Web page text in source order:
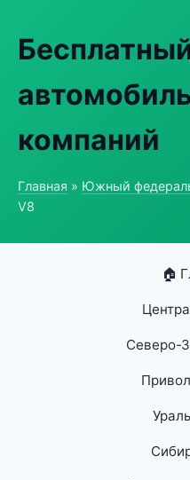
компаний
Главная » Южный
V8
🏠
Северо-